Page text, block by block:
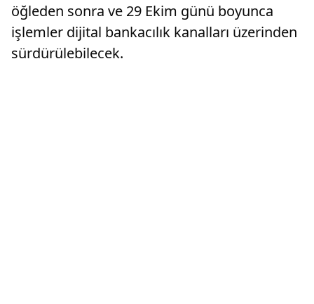
öğleden sonra ve 29 Ekim günü boyunca
işlemler dijital bankacılık kanalları üzerinden
sürdürülebilecek.